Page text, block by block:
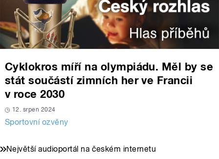
Cyklokros míří na olympiádu. Měl by se
stát součástí zimních her ve Francii
v roce 2030
12. srpen 2024
Sportovní ozvěny
Největší audioportál na českém internetu